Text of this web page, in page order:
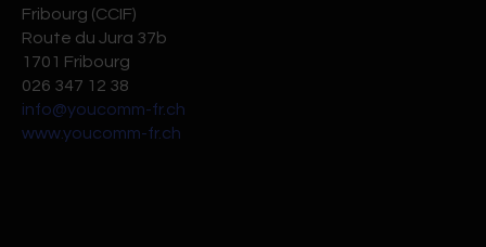
Fribourg (CCIF)
Route du Jura 37b
1701 Fribourg
026 347 12 38
info@youcomm-fr.ch
www.youcomm-fr.ch